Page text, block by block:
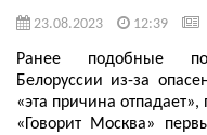
23.08.2023 12:39
Ранее подобные
Белоруссии из-за
«эта причина
«Говорит Москва»